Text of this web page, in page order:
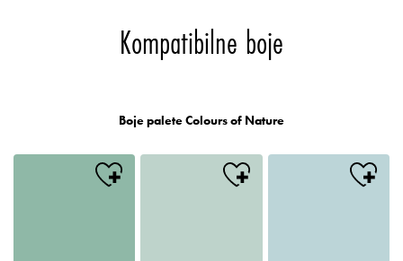
Kompatibilne boje
Boje palete Colours of Nature